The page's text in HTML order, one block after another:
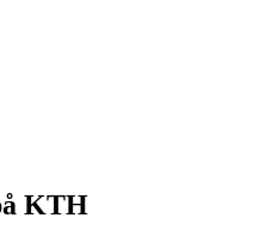
KTH